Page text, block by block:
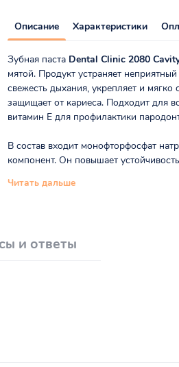
Описание Характеристики
Зубная паста Dental Clinic 2080
мятой. Продукт устраняет
свежесть дыхания, укрепляет и мягко
защищает от кариеса. Подходит для
витамин Е для профилактики
В состав входит монофторфосфат
компонент. Он повышает
Читать дальше
и ответы